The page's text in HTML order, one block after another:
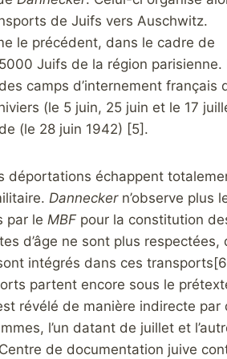
de Juifs vers Auschwitz.
le précédent, dans le cadre de
Juifs de la région parisienne.
camps d’internement français
(le 5 juin, 25 juin et le 17
(le 28 juin 1942) [5].
déportations échappent
Danneckern’observe plus
par le MBFpour la constitution
d’âge ne sont plus respectées,
intégrés dans ces
partent encore sous le
révélé de manière indirecte par
l’un datant de juillet et
de documentation juive